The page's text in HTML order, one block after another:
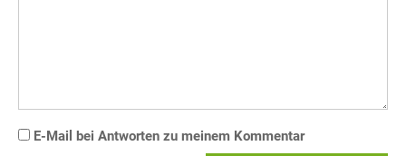
E-Mail bei Antworten zu meinem Kommentar